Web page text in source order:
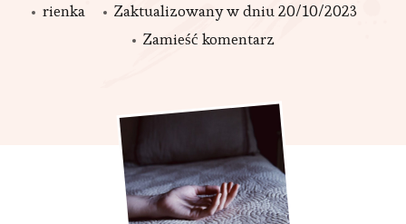
rienka Zaktualizowany w dniu20/10/2023
Zamieść komentarzwe
porozmawiać
społecznym
postrzeganiu